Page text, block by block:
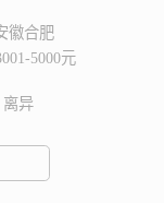
徽合肥
5000元
离异